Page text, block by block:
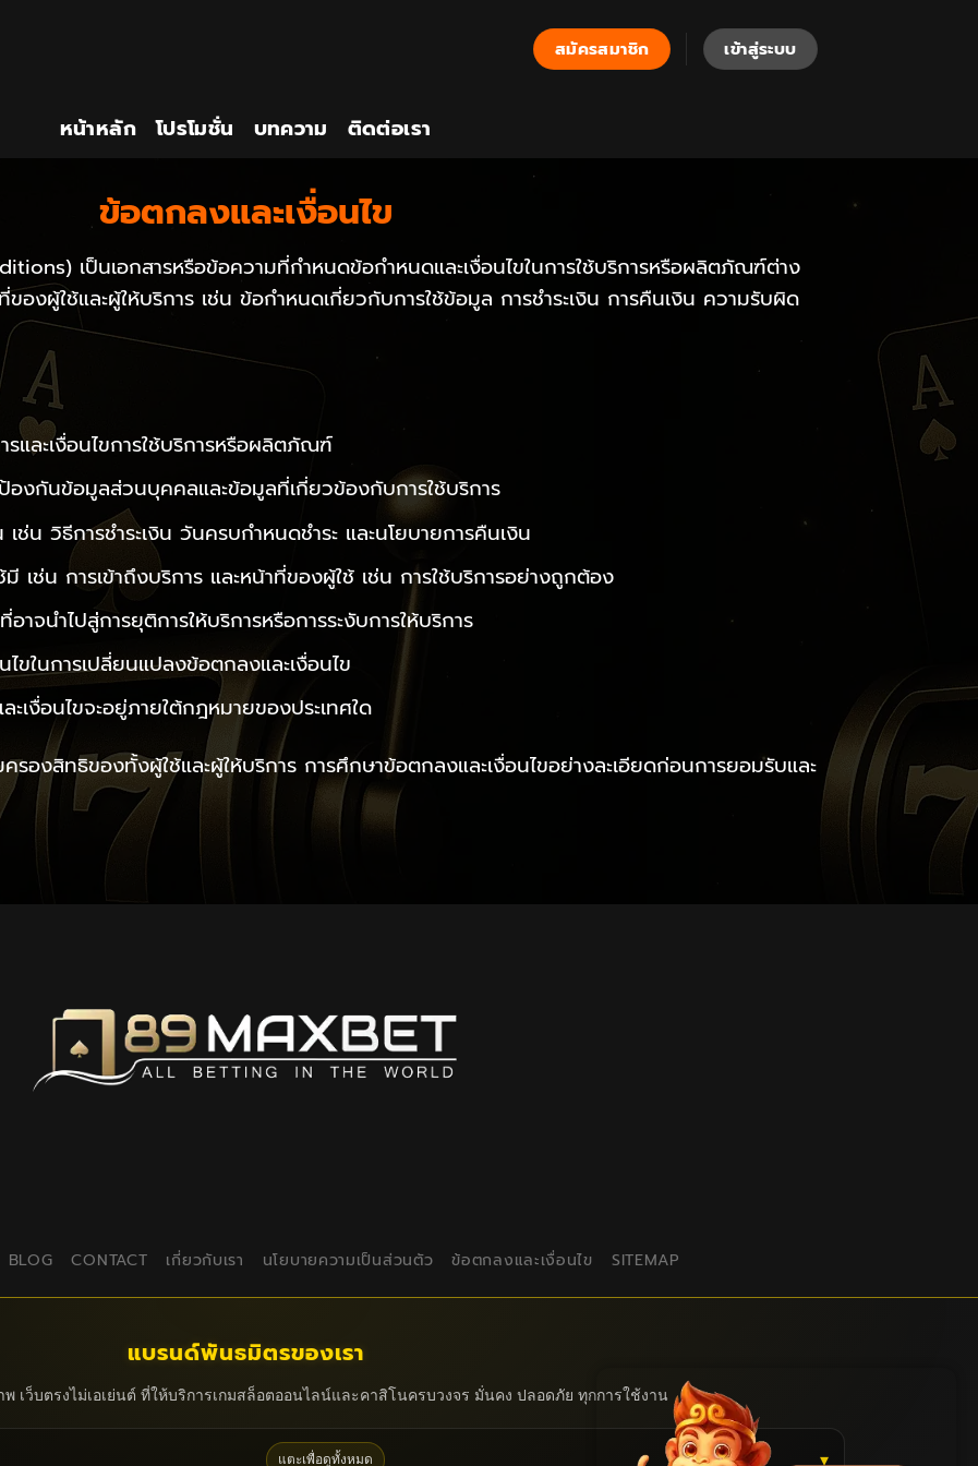
สมัครสมาชิก เข้าสู่ระบบ
หน้าหลัก โปรโมชั่น บทความ ติดต่อเรา
ข้อตกลงและเงื่อนไข
เป็นเอกสารหรือข้อความที่กำหนดข้อกำหนดและเงื่อนไขในการใช้บริการหรือผลิตภัณฑ์ต่าง
องผู้ใช้และผู้ให้บริการ เช่น ข้อกำหนดเกี่ยวกับการใช้ข้อมูล การชำระเงิน การคืนเงิน ความรับผิด
และเงื่อนไขการใช้บริการหรือผลิตภัณฑ์
องกันข้อมูลส่วนบุคคลและข้อมูลที่เกี่ยวข้องกับการใช้บริการ
เช่น วิธีการชำระเงิน วันครบกำหนดชำระ และนโยบายการคืนเงิน
เช่น การเข้าถึงบริการ และหน้าที่ของผู้ใช้ เช่น การใช้บริการอย่างถูกต้อง
าจนำไปสู่การยุติการให้บริการหรือการระงับการให้บริการ
ไขในการเปลี่ยนแปลงข้อตกลงและเงื่อนไข
ะเงื่อนไขจะอยู่ภายใต้กฎหมายของประเทศใด
องสิทธิของทั้งผู้ใช้และผู้ให้บริการ การศึกษาข้อตกลงและเงื่อนไขอย่างละเอียดก่อนการยอมรับและ
BLOG CONTACT เกี่ยวกับเรา นโยบายความเป็นส่วนตัว ข้อตกลงและเงื่อนไข SITEMAP
แบรนด์พันธมิตรของเรา
เว็บตรงไม่เอเย่นต์ ที่ให้บริการเกมสล็อตออนไลน์และคาสิโนครบวงจร มั่นคง ปลอดภัย ทุกการใช้งาน
แตะเพื่อดูทั้งหมด